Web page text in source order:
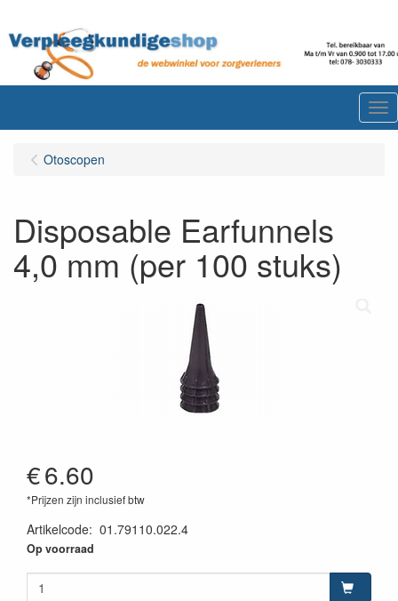
Otoscopen
Disposable Earfunnels
4,0 mm (per 100 stuks)
€6.60
*Prijzen zijn inclusief btw
Artikelcode: 01.79110.022.4
Op voorraad